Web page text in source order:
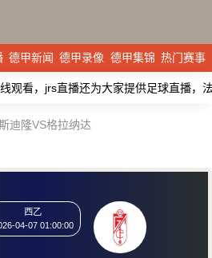
德甲新闻 德甲录像 德甲集锦 热门赛事
观看，jrs直播还为大家提供足球直播，
迪隆VS格拉纳达